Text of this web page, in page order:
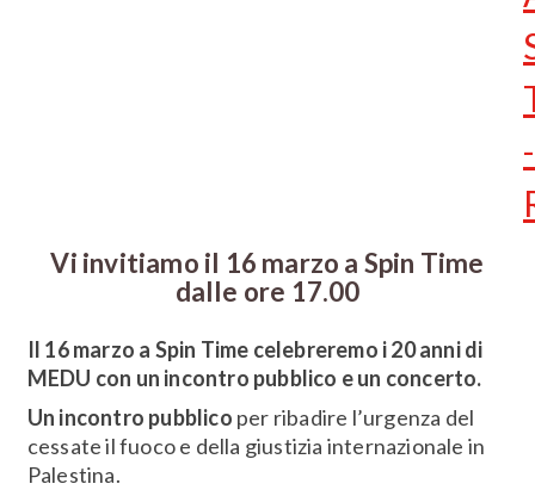
-
Vi invitiamo il 16 marzo a Spin Time
dalle ore 17.00
Il 16 marzo a Spin Time celebreremo i 20 anni di
MEDU con un incontro pubblico e un concerto.
Un incontro pubblico per ribadire l’urgenza del
cessate il fuoco e della giustizia internazionale in
Palestina.